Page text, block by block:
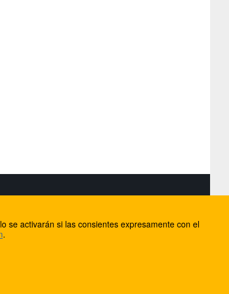
se activarán si las consientes expresamente con el
.